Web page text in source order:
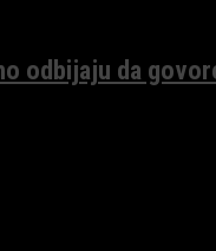
odbijaju da